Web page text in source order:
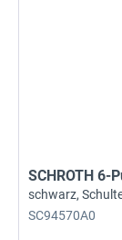
SCHROTH 6-
schwarz,
SC94570A0